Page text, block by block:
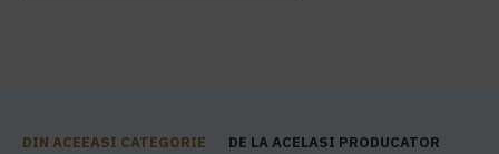
DIN ACEEASI CATEGORIE DE LA ACELASI PRODUCATOR